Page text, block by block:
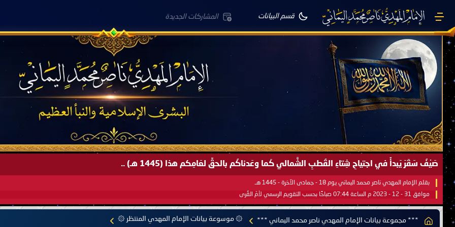
قسم البيانات المشاركات الجديدة
صَيْفُ سَقَرَ يَبدأُ في اجتياحِ شِتاءِ القُطبِ الشَّمالي كَما وعَدناكُم بالحقِّ لعَامِكم هذا (1445 هـ) ..
بقلم الإمام المهدي ناصر محمد اليماني يوم 18 - جمادى الآخرة - 1445 هـ
موافق 31 - 12 - 2023 م الساعة 07:44 صباحًا بحسب التقويم الرسمي لأمّ القُرى
*** مجموعة بيانات الإمام المهدي ناصر محمد اليماني *** ۞ موسوعة بيانات الإمام المهدي المنتظر ۞